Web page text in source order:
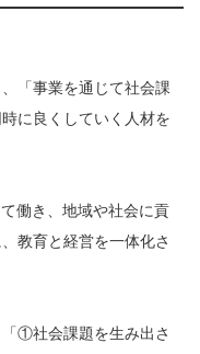
「事業を通じて社会課
に良くしていく人材を
働き、地域や社会に貢
教育と経営を一体化さ
①社会課題を生み出さ